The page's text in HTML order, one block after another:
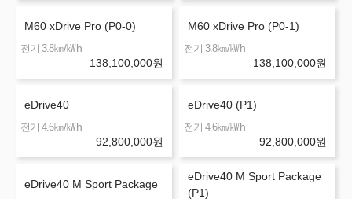
M60 xDrive Pro (P0-0)
전기 3.8㎞/㎾h
138,100,000원
M60 xDrive Pro (P0-1)
전기 3.8㎞/㎾h
138,100,000원
eDrive40
전기 4.6㎞/㎾h
92,800,000원
eDrive40 (P1)
전기 4.6㎞/㎾h
92,800,000원
eDrive40 M Sport Package
eDrive40 M Sport Package
(P1)